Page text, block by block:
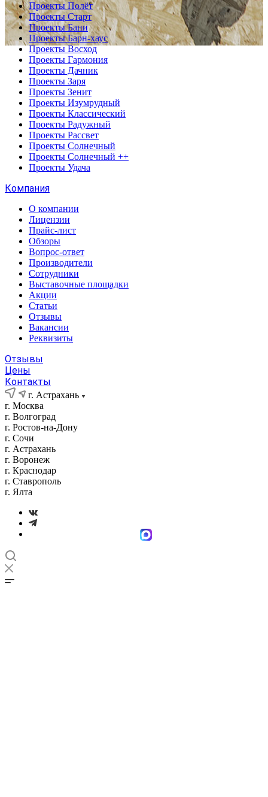
Проекты Полёт
Проекты Старт
Проекты Бани
Проекты Барн-хаус
Проекты Восход
Проекты Гармония
Проекты Дачник
Проекты Заря
Проекты Зенит
Проекты Изумрудный
Проекты Классический
Проекты Радужный
Проекты Рассвет
Проекты Солнечный
Проекты Солнечный ++
Проекты Удача
Компания
О компании
Лицензии
Прайс-лист
Обзоры
Вопрос-ответ
Производители
Сотрудники
Выставочные площадки
Акции
Статьи
Отзывы
Вакансии
Реквизиты
Отзывы
Цены
Контакты
г. Астрахань
г. Москва
г. Волгоград
г. Ростов-на-Дону
г. Сочи
г. Астрахань
г. Воронеж
г. Краснодар
г. Ставрополь
г. Ялта